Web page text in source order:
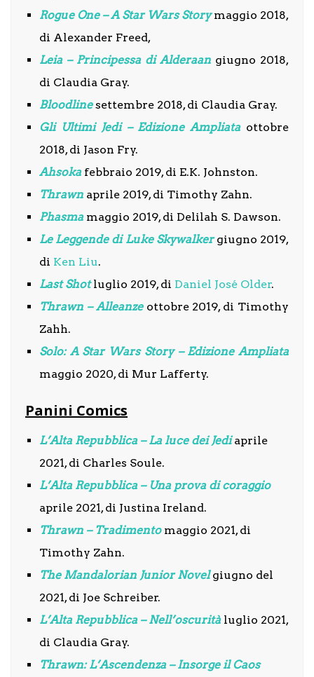
Rogue One – A Star Wars Storymaggio 2018,
di Alexander Freed,
Leia – Principessa di Alderaan giugno 2018,
di Claudia Gray.
Bloodlinesettembre 2018, di Claudia Gray.
Gli Ultimi Jedi – Edizione Ampliata ottobre
2018, di Jason Fry.
Ahsoka febbraio 2019, di E.K. Johnston.
Thrawn aprile 2019, di Timothy Zahn.
Phasma maggio 2019, di Delilah S. Dawson.
Le Leggende di Luke Skywalkergiugno 2019,
di Ken Liu.
Last Shotluglio 2019, di Daniel José Older.
Thrawn – Alleanze ottobre 2019, di Timothy
Zahh.
Solo: A Star Wars Story – Edizione Ampliata
maggio 2020, di Mur Lafferty.
Panini Comics
L’Alta Repubblica – La luce dei Jedi aprile
2021, di Charles Soule.
L’Alta Repubblica – Una prova di coraggio
aprile 2021, di Justina Ireland.
Thrawn – Tradimento maggio 2021, di
Timothy Zahn.
The Mandalorian Junior Novelgiugno del
2021, di Joe Schreiber.
L’Alta Repubblica – Nell’oscurità luglio 2021,
di Claudia Gray.
Thrawn: L’Ascendenza – Insorge il Caos